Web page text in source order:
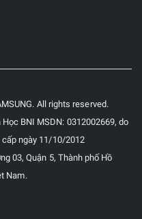
All rights reserved.
BNI MSDN: 0312002669, do
cấp ngày 11/10/2012
03, Quận 5, Thành phố Hồ
Nam.